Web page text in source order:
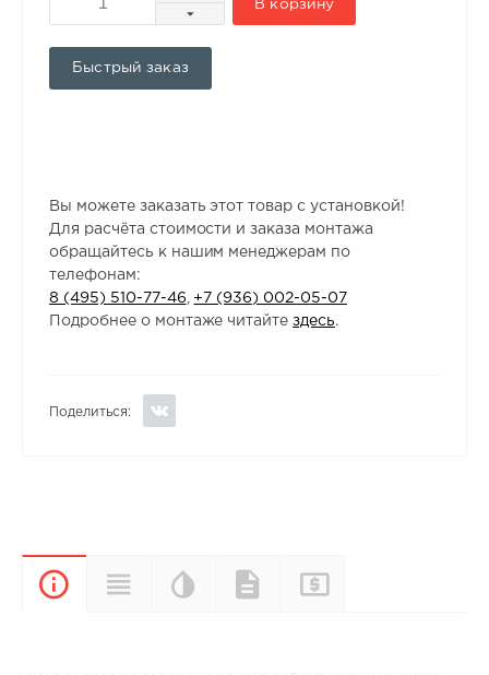
В корзину
Быстрый заказ
Вы можете заказать этот товар с установкой!
Для расчёта стоимости и заказа монтажа
обращайтесь к нашим менеджерам по
телефонам:
8 (495) 510-77-46
+7 (936) 002-05-07
Подробнее о монтаже читайтездесь.
Поделиться:
ОписаниеХарактеристики
Цветовая
палитра
Документы